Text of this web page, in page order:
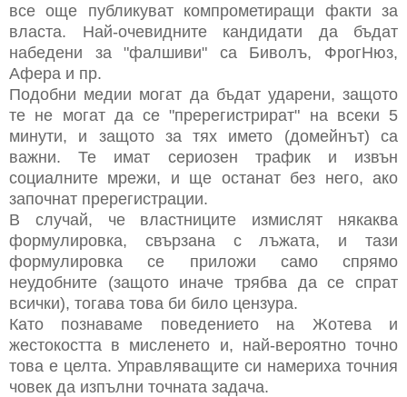
все още публикуват компрометиращи факти за
власта. Най-очевидните кандидати да бъдат
набедени за "фалшиви" са Биволъ, ФрогНюз,
Афера и пр.
Подобни медии могат да бъдат ударени, защото
те не могат да се "пререгистрират" на всеки 5
минути, и защото за тях името (домейнът) са
важни. Те имат сериозен трафик и извън
социалните мрежи, и ще останат без него, ако
започнат пререгистрации.
В случай, че властниците измислят някаква
формулировка, свързана с лъжата, и тази
формулировка се приложи само спрямо
неудобните (защото иначе трябва да се спрат
всички), тогава това би било цензура.
Като познаваме поведението на Жотева и
жестокостта в мисленето и, най-вероятно точно
това е целта. Управляващите си намериха точния
човек да изпълни точната задача.